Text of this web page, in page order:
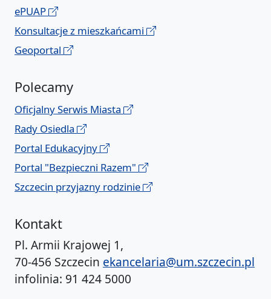
ePUAP
Konsultacje z mieszkańcami
Geoportal
Polecamy
Oficjalny Serwis Miasta
Rady Osiedla
Portal Edukacyjny
Portal "Bezpieczni Razem"
Szczecin przyjazny rodzinie
Kontakt
Pl. Armii Krajowej 1,
70-456 Szczecin ekancelaria@um.szczecin.pl
infolinia: 91 424 5000